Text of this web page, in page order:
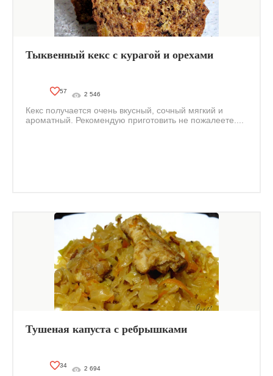
Тыквенный кекс с курагой и орехами
57 2 546
Кекс получается очень вкусный, сочный мягкий и
ароматный. Рекомендую приготовить не пожалеете....
Тушеная капуста с ребрышками
34 2 694